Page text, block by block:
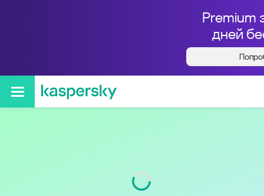
Premium
дней
Кто звонил с номера
+78007778333